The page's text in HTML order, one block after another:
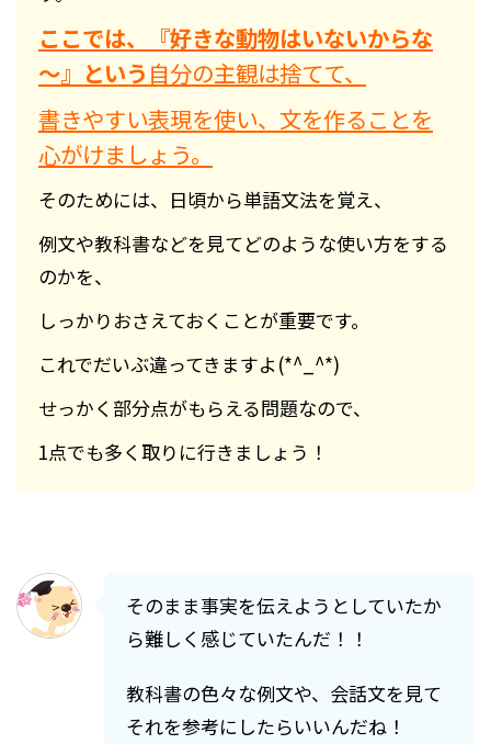
ここでは、『好きな動物はいないからな
～』という 自分の主観は捨てて、
書きやすい表現を使い、文を作ることを
心がけましょう。
そのためには、日頃から単語文法を覚え、
例文や教科書などを見てどのような使い方をする
のかを、
しっかりおさえておくことが重要です。
これでだいぶ違ってきますよ(*^_^*)
せっかく部分点がもらえる問題なので、
1点でも多く取りに行きましょう！
そのまま事実を伝えようとしていたか
ら難しく感じていたんだ！！
教科書の色々な例文や、会話文を見て
それを参考にしたらいいんだね！